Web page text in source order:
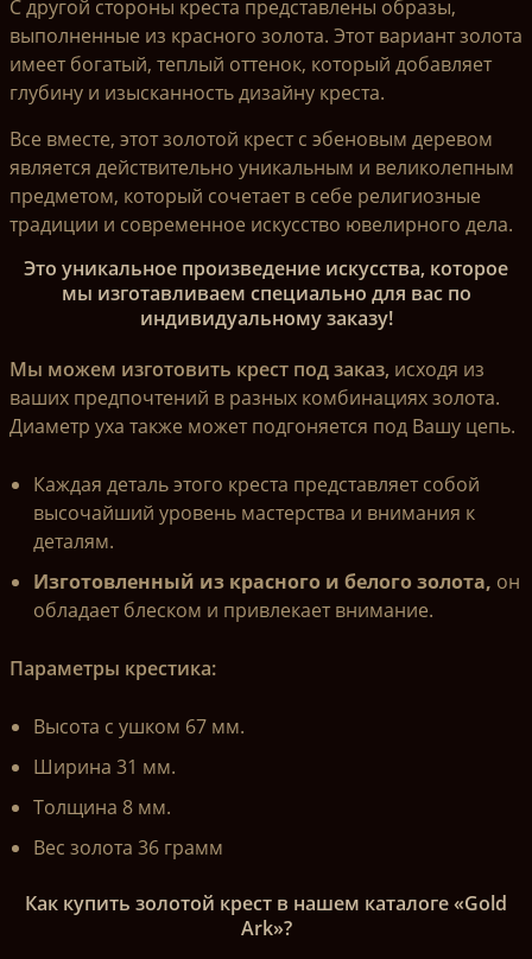
С другой стороны креста представлены образы,
выполненные из красного золота. Этот вариант золота
имеет богатый, теплый оттенок, который добавляет
глубину и изысканность дизайну креста.
Все вместе, этот золотой крест с эбеновым деревом
является действительно уникальным и великолепным
предметом, который сочетает в себе религиозные
традиции и современное искусство ювелирного дела.
Это уникальное произведение искусства, которое
мы изготавливаем специально для вас по
индивидуальному заказу!
Мы можем изготовить крест под заказ, исходя из
ваших предпочтений в разных комбинациях золота.
Диаметр уха также может подгоняется под Вашу цепь.
Каждая деталь этого креста представляет собой
высочайший уровень мастерства и внимания к
деталям.
Изготовленный из красного и белого золота, он
обладает блеском и привлекает внимание.
Параметры крестика:
Высота с ушком 67 мм.
Ширина 31 мм.
Толщина 8 мм.
Вес золота 36 грамм
Как купить золотой крест в нашем каталоге «Gold
Ark»?